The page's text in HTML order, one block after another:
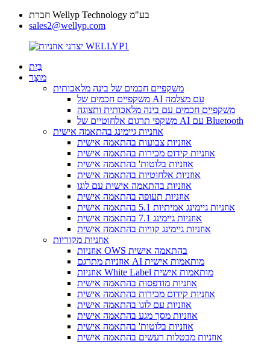
חברת Wellyp Technology בע"מ
sales2@wellyp.com
בַּיִת
מוּצָר
משקפיים חכמים של בינה מלאכותית
משקפיים חכמים של AI עם מצלמה
משקפיים חכמים עם בינה מלאכותית ותצוגה
משקפי תרגום אלחוטיים של AI עם Bluetooth
אוזניות גיימינג בהתאמה אישית
אוזניות צבועות בהתאמה אישית
אוזניות קידום מכירות בהתאמה אישית
אוזניות בלוטות' בהתאמה אישית
אוזניות אלחוטיות בהתאמה אישית
אוזניות בהתאמה אישית עם לוגו
אוזניות תעופה בהתאמה אישית
אוזניות גיימינג אמיתיות 5.1 בהתאמה אישית
אוזניות גיימינג 7.1 בהתאמה אישית
אוזניות גיימינג קוויות בהתאמה אישית
אוזניות מקוריות
אוזניות OWS בהתאמה אישית
אוזניות מתרגם AI מותאמות אישית
אוזניות White Label מותאמות אישית
אוזניות מודפסות בהתאמה אישית
אוזניות קידום מכירות בהתאמה אישית
אוזניות עם לוגו בהתאמה אישית
אוזניות מסך מגע בהתאמה אישית
אוזניות בלוטות' בהתאמה אישית
אוזניות מבטלות רעשים בהתאמה אישית